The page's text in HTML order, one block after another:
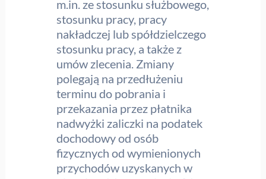
m.in. ze stosunku służbowego,
stosunku pracy, pracy
nakładczej lub spółdzielczego
stosunku pracy, a także z
umów zlecenia. Zmiany
polegają na przedłużeniu
terminu do pobrania i
przekazania przez płatnika
nadwyżki zaliczki na podatek
dochodowy od osób
fizycznych od wymienionych
przychodów uzyskanych w